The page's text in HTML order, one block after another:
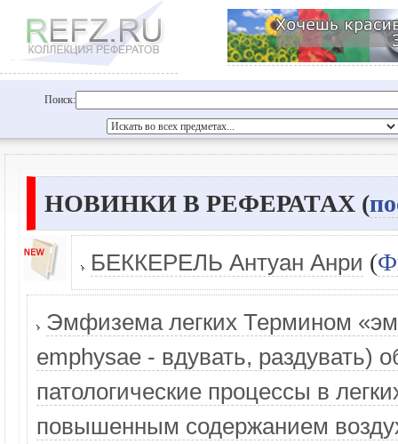
Поиск:
НОВИНКИ В РЕФЕРАТАХ (
БЕККЕРЕЛЬ Антуан Анри (
Эмфизема легких Термином
еmphysae - вдувать, раздувать)
патологические процессы в
повышенным содержанием